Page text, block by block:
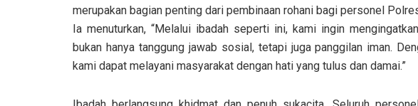
merupakan bagian penting dari pembinaan rohani bagi personel
Ia menuturkan, “Melalui ibadah seperti ini, kami ingin
bukan hanya tanggung jawab sosial, tetapi juga panggilan iman.
kami dapat melayani masyarakat dengan hati yang tulus dan damai.”